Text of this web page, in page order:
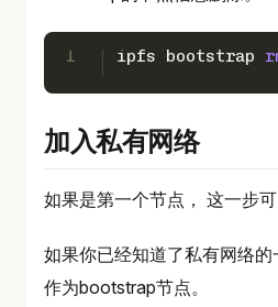
1 ipfs bootstrap
加入私有网络
如果是第一个节点， 这一步可
如果你已经知道了私有网络
作为bootstrap节点。